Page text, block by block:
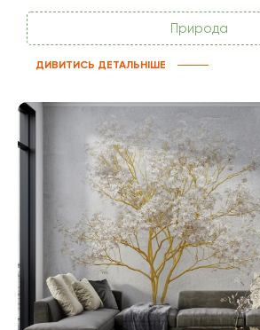
Природа
ДИВИТИСЬ ДЕТАЛЬНІШЕ